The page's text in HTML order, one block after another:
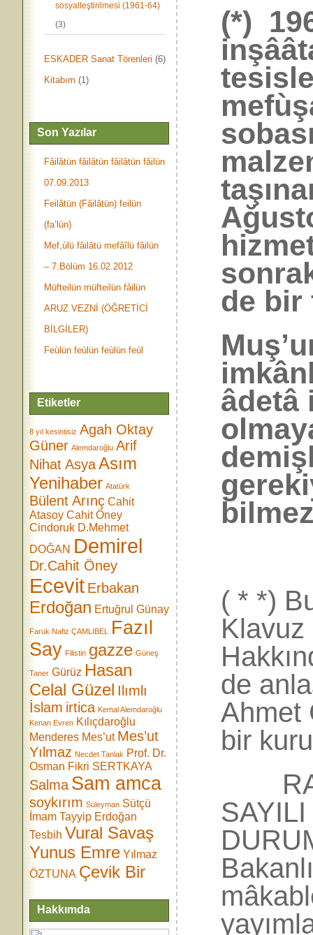
sosyalleştirilmesi (1961-64)
(3)
ESKADER Sanat Törenleri (6)
Kitabım (1)
Son Yazılar
Fâilâtün fâilâtün fâilâtün fâilün
07.09.2013
Feilâtün (Fâilâtün) feilün
(fa’lün)
Mef,ùlü fâilâtü mefâîlü fâilün
– 7.Bölüm 16.02.2012
Müfteilün müfteilün fâilün
ARUZ VEZNİ (ÖĞRETİCİ
BİLGİLER)
Feùlün feùlün feùlün feùl
Etiketler
8 yıl kesintisiz Agah Oktay
Güner Alemdaroğlu Arif
Nihat AsyaAsım
Yenihaber Atatürk
Bülent Arınç Cahit
Atasoy Cahit Öney
Cindoruk D.Mehmet
DOĞAN Demirel
Dr.Cahit Öney
Ecevit Erbakan
Erdoğan Ertuğrul Günay
Faruk Nafiz ÇAMLIBEL
Fazıl
Say Filistin gazze Güneş
Taner Gürüz Hasan
Celal Güzel Ilımlı
İslam irtica Kemal Alemdaroğlu
Kenan Evren Kılıçdaroğlu
Menderes Mes’ut Mes’ut
Yılmaz Necdet Tanlak Prof. Dr.
Osman Fikri SERTKAYA
Salma Sam amca
soykırım Süleyman Sütçü
İmam Tayyip Erdoğan
Tesbih Vural Savaş
Yunus Emre Yılmaz
ÖZTUNA Çevik Bir
Hakkımda
(*)
de bir
âdetâ
( * *)
Klavuz
de
Ahmet
bir